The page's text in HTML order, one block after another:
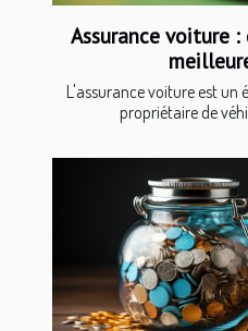
Assurance voiture
L'assurance voiture est un
propriétaire de